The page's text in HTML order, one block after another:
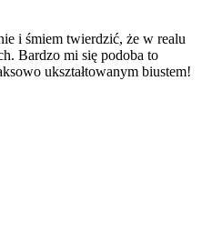
i śmiem twierdzić, że w realu
Bardzo mi się podoba to
ukształtowanym biustem!